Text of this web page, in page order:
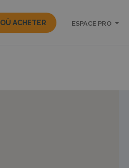
OÙ ACHETER ESPACE PRO